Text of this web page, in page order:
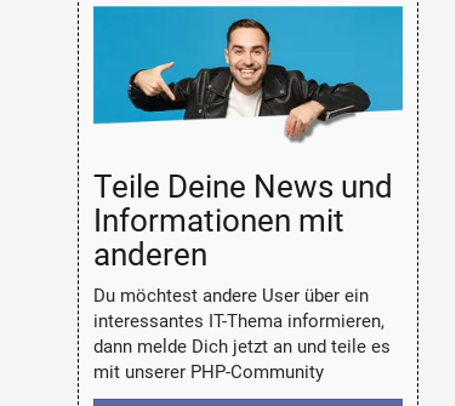
Teile Deine News und
Informationen mit
anderen
Du möchtest andere User über ein
interessantes IT-Thema informieren,
dann melde Dich jetzt an und teile es
mit unserer PHP-Community